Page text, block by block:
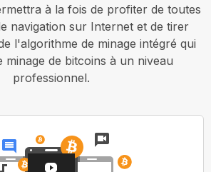
à la fois de profiter de toutes
navigation sur Internet et de tirer
l'algorithme de minage intégré qui
de bitcoins à un niveau
professionnel.